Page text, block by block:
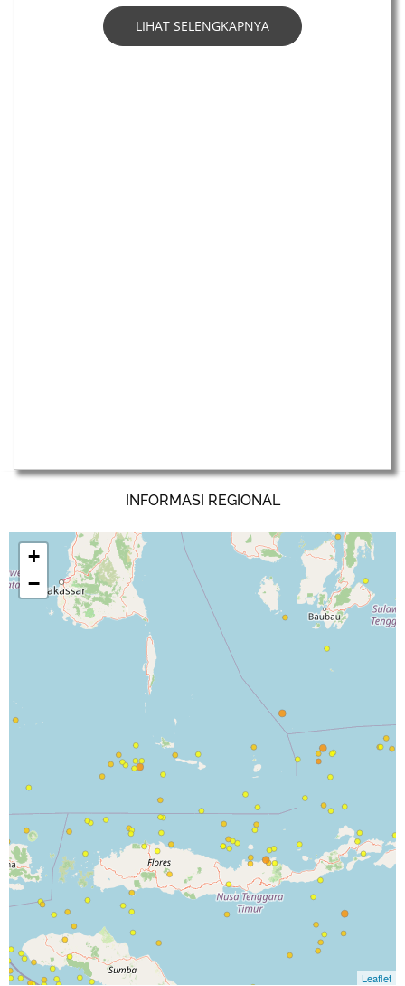
LIHAT SELENGKAPNYA
INFORMASI REGIONAL
+
−
Leaflet